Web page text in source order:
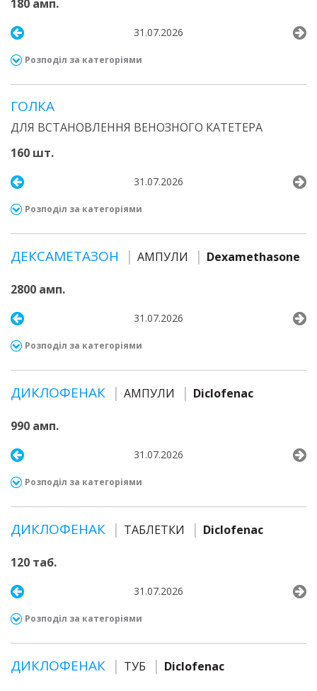
180 амп.
31.07.2026
Розподіл за категоріями
ГОЛКА
ДЛЯ ВСТАНОВЛЕННЯ ВЕНОЗНОГО КАТЕТЕРА
160 шт.
31.07.2026
Розподіл за категоріями
ДЕКСАМЕТАЗОН АМПУЛИ Dexamethasone
2800 амп.
31.07.2026
Розподіл за категоріями
ДИКЛОФЕНАК АМПУЛИ Diclofenac
990 амп.
31.07.2026
Розподіл за категоріями
ДИКЛОФЕНАК ТАБЛЕТКИ Diclofenac
120 таб.
31.07.2026
Розподіл за категоріями
ДИКЛОФЕНАК ТУБ Diclofenac